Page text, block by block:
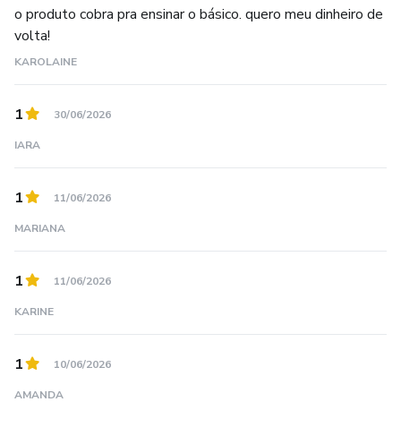
o produto cobra pra ensinar o básico. quero meu dinheiro de
volta!
KAROLAINE
1 30/06/2026
IARA
1 11/06/2026
MARIANA
1 11/06/2026
KARINE
1 10/06/2026
AMANDA